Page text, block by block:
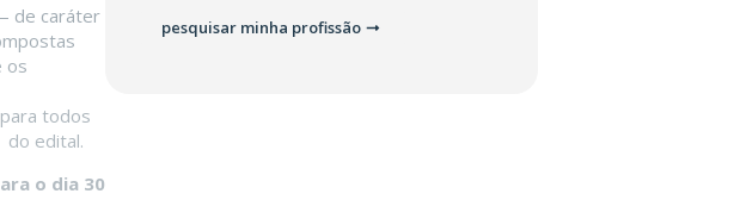
de caráter
os
todos
do edital.
o dia 30
pesquisar minha profissão